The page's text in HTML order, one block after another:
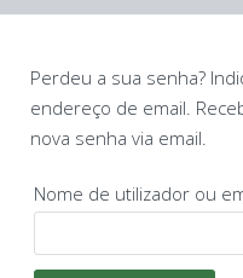
Perdeu a sua senha?
endereço de email.
nova senha via email.
Nome de utilizador ou